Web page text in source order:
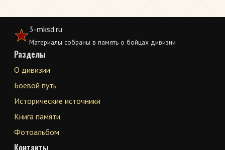
3-mksd.ru
Материалы собраны в память о бойцах дивизии
Разделы
О дивизии
Боевой путь
Исторические источники
Книга памяти
Фотоальбом
Контакты